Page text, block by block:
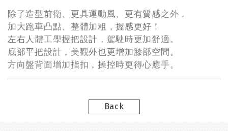
除了造型前衛、更具運動風、更有質感之外，
加大跑車凸點、整體加粗，握感更好！
左右人體工學握把設計，駕駛時更加舒適。
底部平把設計，美觀外也更增加膝部空間。
方向盤背面增加指扣，操控時更得心應手。
Back